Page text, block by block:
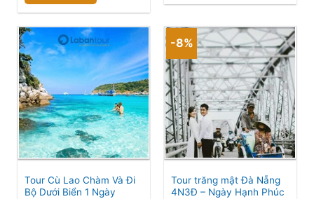
Tour Cù Lao Chàm Và Đi
Bộ Dưới Biển 1 Ngày
-8%
Tour trăng mật Đà Nẵng
4N3Đ – Ngày Hạnh Phúc